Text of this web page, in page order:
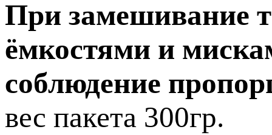
При замешивание
ёмкостями и
соблюдение
вес пакета 300гр.